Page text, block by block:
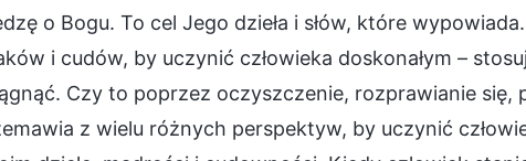
o Bogu. To cel Jego dzieła i słów, które
i cudów, by uczynić człowieka doskonałym –
Czy to poprzez oczyszczenie, rozprawianie się,
z wielu różnych perspektyw, by uczynić